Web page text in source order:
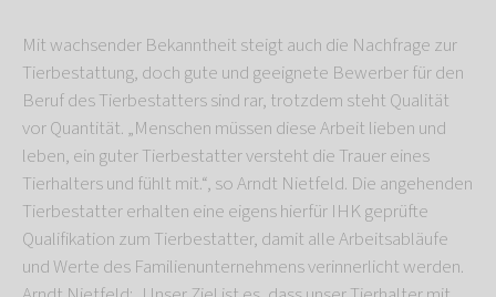
Mit wachsender Bekanntheit steigt auch die Nachfrage zur
Tierbestattung, doch gute und geeignete Bewerber für den
Beruf des Tierbestatters sind rar, trotzdem steht Qualität
vor Quantität. „Menschen müssen diese Arbeit lieben und
leben, ein guter Tierbestatter versteht die Trauer eines
Tierhalters und fühlt mit.“, so Arndt Nietfeld. Die angehenden
Tierbestatter erhalten eine eigens hierfür IHK geprüfte
Qualifikation zum Tierbestatter, damit alle Arbeitsabläufe
und Werte des Familienunternehmens verinnerlicht werden.